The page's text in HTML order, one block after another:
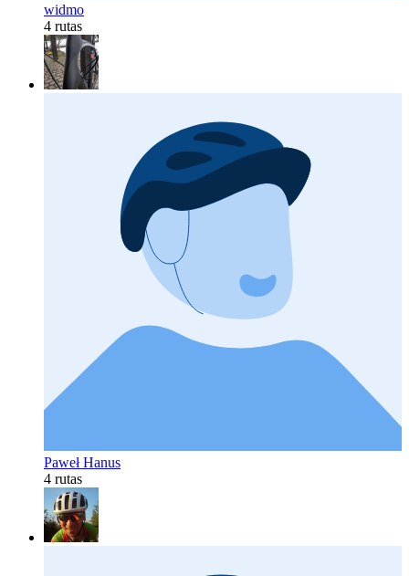
widmo
4 rutas
Paweł Hanus
4 rutas